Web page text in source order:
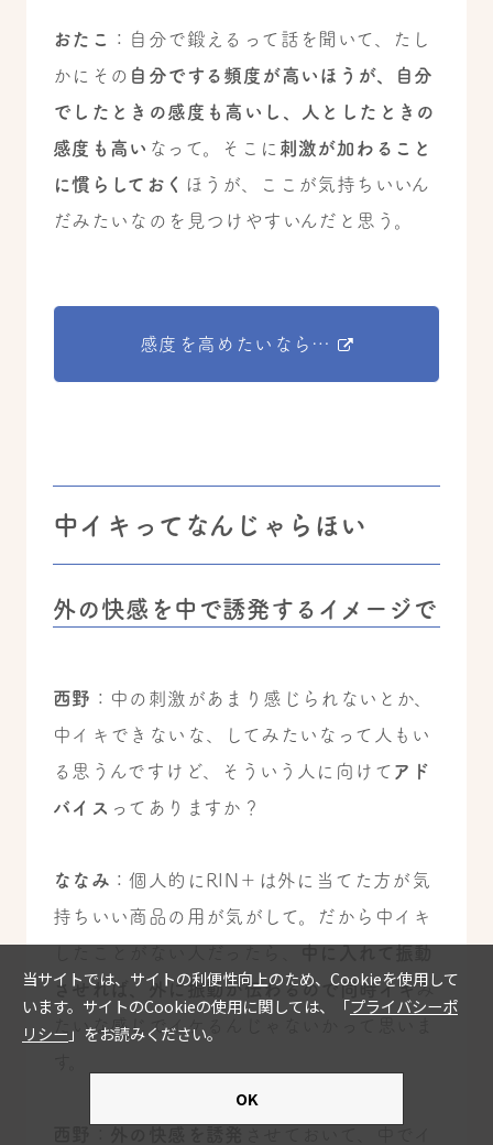
おたこ
：自分で鍛えるって話を聞いて、たし
かにその 自分でする頻度が高いほうが、自分
でしたときの感度も高いし、人としたときの
感度も高い なって。そこに 刺激が加わること
に慣らしておく ほうが、ここが気持ちいいん
だみたいなのを見つけやすいんだと思う。
感度を高めたいなら…
中イキってなんじゃらほい
外の快感を中で誘発するイメージで
西野 ：中の刺激があまり感じられないとか、
中イキできないな、してみたいなって人もい
る思うんですけど、そういう人に向けて アド
バイス ってありますか？
ななみ ：個人的にRIN＋は外に当てた方が気
持ちいい商品の用が気がして。だから中イキ
させれば、外に振動が伝わるので同時イキみ
たいな感じでイケるんじゃないかって思いま